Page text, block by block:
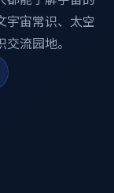
宇宙常识、太空
流园地。